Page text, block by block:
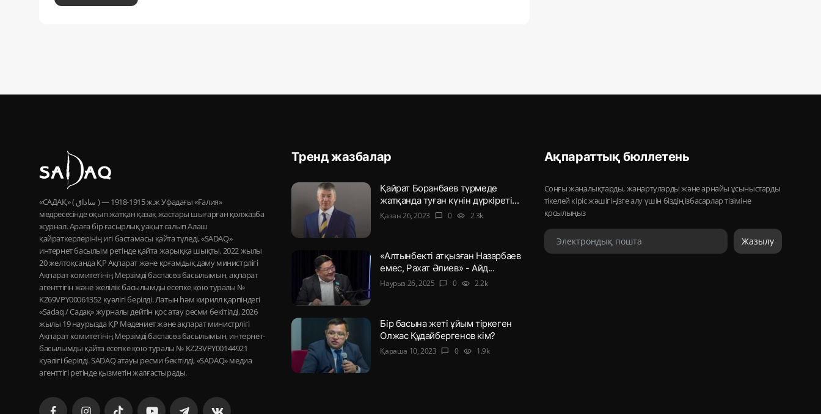
«САДАҚ» ( ساداق ) — 1915-1918 ж.ж Уфадағы «Ғалия»
медресесінде оқып жатқан қазақ жастары шығарған қолжазба
журнал. Араға бір ғасырлық уақыт салып Алаш
қайраткерлерінің игі бастамасы қайта түледі, «SADAQ»
интернет басылым ретінде қайта жарыққа шықты. 2022 жылы
20 желтоқсанда ҚР Ақпарат және қоғамдық даму министрлігі
Ақпарат комитетінің Мерзімді баспасөз басылымын, ақпарат
агенттігін және желілік басылымды есепке қою туралы №
KZ69VPY00061352 куәлігі берілді. Латын һәм кирилл қарпіндегі
«Sadaq / Садақ» журналы дейтін қос атау ресми бекітілді. 2026
жылы 19 наурызда ҚР Мәдениет және ақпарат министрлігі
Ақпарат комитетінің Мерзімді баспасөз басылымын, интернет-
басылымды қайта есепке қою туралы № KZ23VPY00144921
куәлігі берілді. SADAQ атауы ресми бекітілді, «SADAQ» медиа
агенттігі ретінде қызметін жалғастырады.
Тренд жазбалар
Қайрат Боранбаев түрмеде
жатқанда туған күнін дүркіреті...
Қазан 26, 2023 chat_bubble 0 visibility 2.3k
«Алтынбекті атқызған Назарбаев
емес, Рахат Әлиев» - Айд...
Наурыз 26, 2025 chat_bubble 0 visibility 2.2k
Бір басына жеті ұйым тіркеген
Олжас Құдайбергенов кім?
Қараша 10, 2023 chat_bubble 0 visibility 1.9k
Ақпараттық бюллетень
Соңғы жаңалықтарды, жаңартуларды және арнайы ұсыныстарды
тікелей кіріс жәшігіңізге алу үшін біздің ізбасарлар тізіміне
қосылыңыз
Жазылу